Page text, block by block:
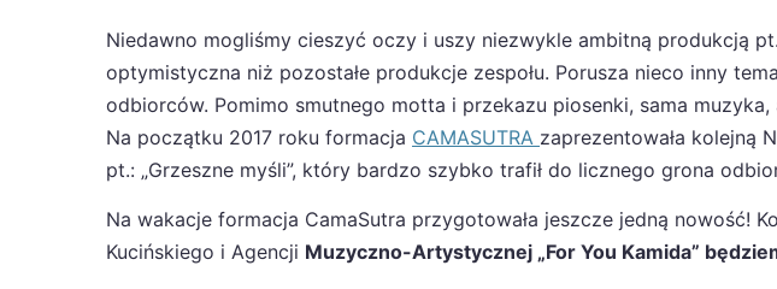
Niedawno mogliśmy cieszyć oczy i uszy niezwykle ambitną produkcją
optymistyczna niż pozostałe produkcje zespołu. Porusza nieco inny
odbiorców. Pomimo smutnego motta i przekazu piosenki, sama muzyka,
Na początku 2017 roku formacja CAMASUTRA zaprezentowała kolejną
pt.: „Grzeszne myśli”, który bardzo szybko trafił do licznego grona
Na wakacje formacja CamaSutra przygotowała jeszcze jedną nowość!
Kucińskiego i Agencji Muzyczno-Artystycznej „For You Kamida”